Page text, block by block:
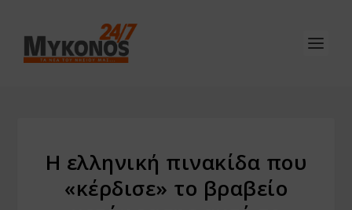
Η ελληνική πινακίδα που
«κέρδισε» το βραβείο